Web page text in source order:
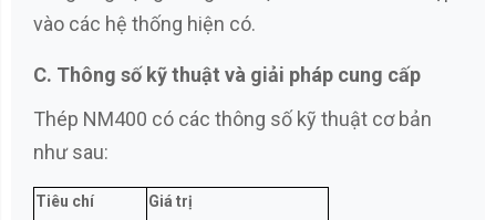
vào các hệ thống hiện có.
C. Thông số kỹ thuật và giải pháp cung cấp
Thép NM400 có các thông số kỹ thuật cơ bản
như sau:
Tiêu chí Giá trị